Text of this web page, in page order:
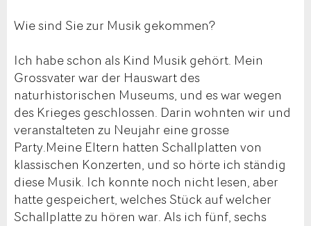
Wie sind Sie zur Musik gekommen?
Ich habe schon als Kind Musik gehört. Mein
Grossvater war der Hauswart des
naturhistorischen Museums, und es war wegen
des Krieges geschlossen. Darin wohnten wir und
veranstalteten zu Neujahr eine grosse
Party.Meine Eltern hatten Schallplatten von
klassischen Konzerten, und so hörte ich ständig
diese Musik. Ich konnte noch nicht lesen, aber
hatte gespeichert, welches Stück auf welcher
Schallplatte zu hören war. Als ich fünf, sechs